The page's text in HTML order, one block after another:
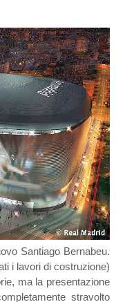
Santiago Bernabeu.
i lavori di costruzione)
ma la presentazione
stravolto